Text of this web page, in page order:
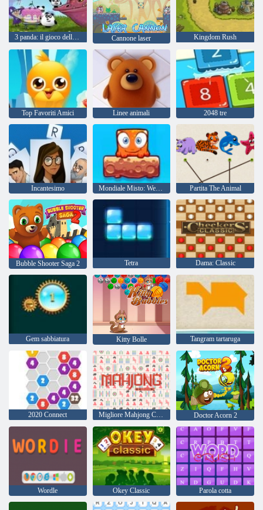
3 panda: il gioco della fantasia Cannone laser Kingdom Rush
Top Favoriti Amici Linee animali 2048 tre
Incantesimo Mondiale Misto: Weekend Partita The Animal
Bubble Shooter Saga 2 Tetra Dama: Classic
Gem sabbiatura Kitty Bolle Tangram tartaruga
2020 Connect Migliore Mahjong Classico Doctor Acorn 2
Wordle Okey Classic Parola cotta